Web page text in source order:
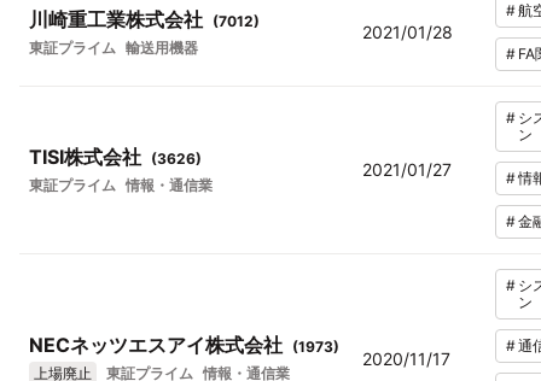
川崎重工業株式会社 (7012)
東証プライム 輸送用機器
2021/01/28
#航
# FA
TISI株式会社 (3626)
東証プライム 情報・通信業
2021/01/27
# シ
ン
#情
#金
NECネッツエスアイ株式会社 (1973)
上場廃止
東証プライム 情報・通信業
2020/11/17
# シ
ン
#通